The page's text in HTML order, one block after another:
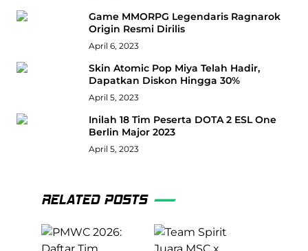
Game MMORPG Legendaris Ragnarok
Origin Resmi Dirilis
April 6, 2023
Skin Atomic Pop Miya Telah Hadir,
Dapatkan Diskon Hingga 30%
April 5, 2023
Inilah 18 Tim Peserta DOTA 2 ESL One
Berlin Major 2023
April 5, 2023
RELATED POSTS